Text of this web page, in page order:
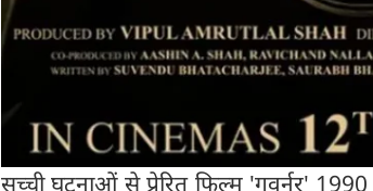
सच्ची घटनाओं से प्रेरित फिल्म 'गवर्नर'